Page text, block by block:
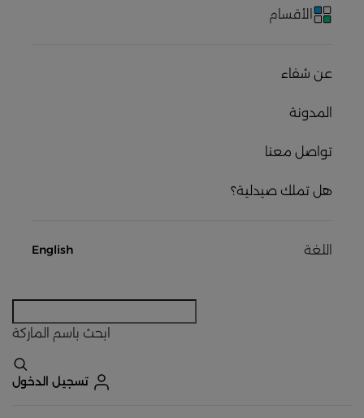
الأقسام
عن شفاء
المدونة
تواصل معنا
هل تملك صيدلية؟
اللغة English
ابحث باسم الماركة
تسجيل الدخول